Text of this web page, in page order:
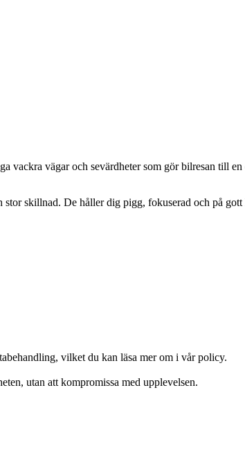
vackra vägar och sevärdheter som gör bilresan till
skillnad. De håller dig pigg, fokuserad och på
vilket du kan läsa mer om i vår policy.
utan att kompromissa med upplevelsen.